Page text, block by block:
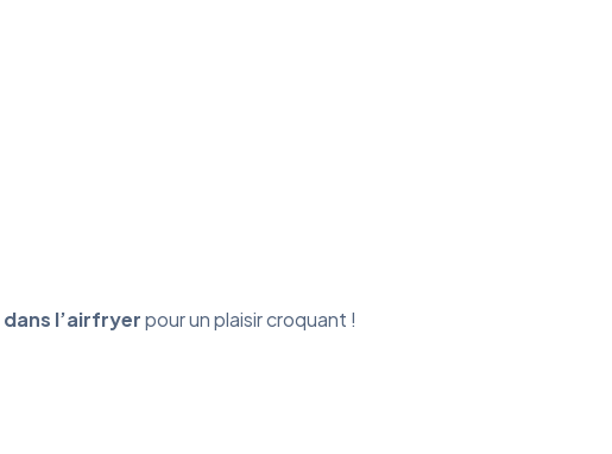
dans l’airfryerpour un plaisir croquant !